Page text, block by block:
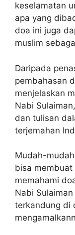
keselamatan
apa yang
doa ini juga
muslim
Daripada
pembahasan
menjelaskan
Nabi
dan tulisan
terjemahan
Mudah-
bisa
memahami
Nabi
terkandung di